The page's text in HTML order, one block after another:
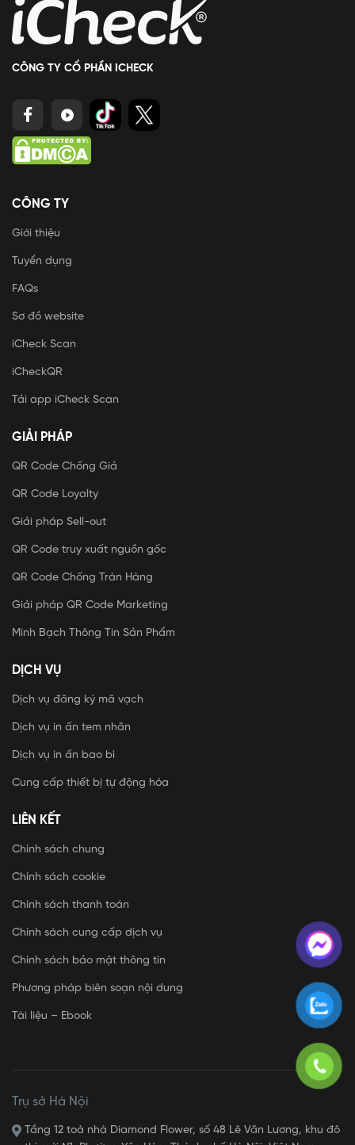
CÔNG TY CỔ PHẦN ICHECK
CÔNG TY
Giới thiệu
Tuyển dụng
FAQs
Sơ đồ website
iCheck Scan
iCheckQR
Tải app iCheck Scan
GIẢI PHÁP
QR Code Chống Giả
QR Code Loyalty
Giải pháp Sell-out
QR Code truy xuất nguồn gốc
QR Code Chống Tràn Hàng
Giải pháp QR Code Marketing
Minh Bạch Thông Tin Sản Phẩm
DỊCH VỤ
Dịch vụ đăng ký mã vạch
Dịch vụ in ấn tem nhãn
Dịch vụ in ấn bao bì
Cung cấp thiết bị tự động hóa
LIÊN KẾT
Chính sách chung
Chính sách cookie
Chính sách thanh toán
Chính sách cung cấp dịch vụ
Chính sách bảo mật thông tin
Phương pháp biên soạn nội dung
Tài liệu – Ebook
Trụ sở Hà Nội
Tầng 12 toà nhà Diamond Flower, số 48 Lê Văn Lương, khu đô